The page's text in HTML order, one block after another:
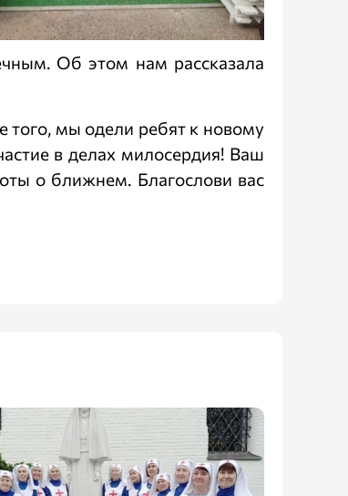
Об этом нам рассказала
того, мы одели ребят к новому
в делах милосердия! Ваш
о ближнем. Благослови вас